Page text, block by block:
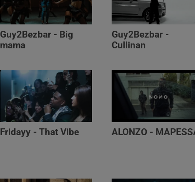
Guy2Bezbar - Big
mama
Guy2Bezbar -
Cullinan
Fridayy - That Vibe ALONZO -